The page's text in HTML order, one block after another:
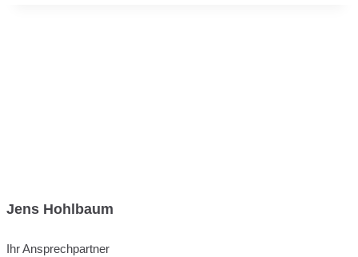
Jens Hohlbaum
Ihr Ansprechpartner